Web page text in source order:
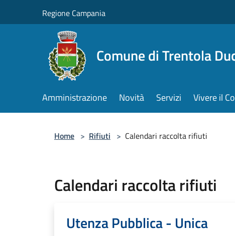
Regione Campania
Comune di Trentola
Amministrazione Novità Servizi Vivere il
Home > Rifiuti > Calendari raccolta rifiuti
Calendari raccolta rifiuti
Utenza Pubblica - Unica